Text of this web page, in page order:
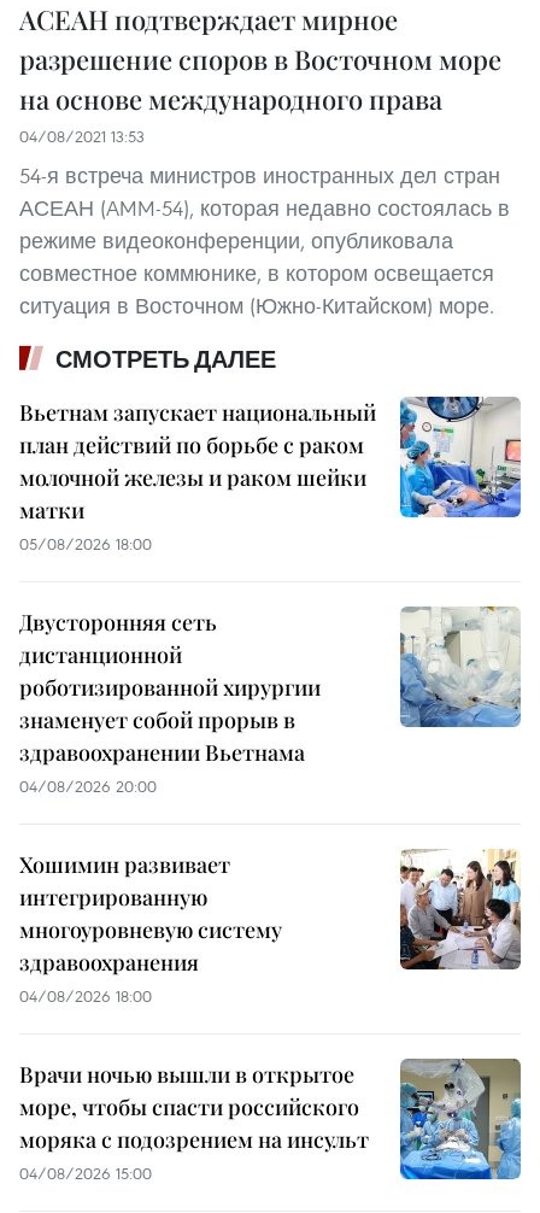
АСЕАН подтверждает мирное
разрешение споров в Восточном море
на основе международного права
04/08/2021 13:53
54-я встреча министров иностранных дел стран
АСЕАН (AMM-54), которая недавно состоялась в
режиме видеоконференции, опубликовала
совместное коммюнике, в котором освещается
ситуация в Восточном (Южно-Китайском) море.
СМОТРЕТЬ ДАЛЕЕ
Вьетнам запускает национальный
план действий по борьбе с раком
молочной железы и раком шейки
матки
05/08/2026 18:00
Двусторонняя сеть
дистанционной
роботизированной хирургии
знаменует собой прорыв в
здравоохранении Вьетнама
04/08/2026 20:00
Хошимин развивает
интегрированную
многоуровневую систему
здравоохранения
04/08/2026 18:00
Врачи ночью вышли в открытое
море, чтобы спасти российского
моряка с подозрением на инсульт
04/08/2026 15:00